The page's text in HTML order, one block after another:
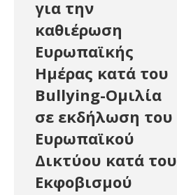
για την
καθιέρωση
Ευρωπαϊκής
Ημέρας κατά του
Bullying-Oμιλία
σε εκδήλωση του
Ευρωπαϊκού
Δικτύου κατά του
Εκφοβισμού